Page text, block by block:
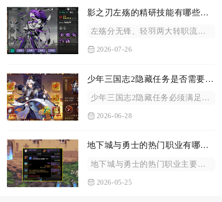
影之刃左殇的精研技能有哪些值得选择的
左殇分无锋、轻羽两大转职流派，两类流派值得优先精研的核心技能...
2026-07-26
少年三国志2隐藏任务是否需要特定条件
少年三国志2隐藏任务必须满足特定条件才能触发，无随机触发或无...
2026-06-28
地下城与勇士的热门职业有哪些类型
地下城与勇士的热门职业主要分为全能续航型、爆发输出型、辅助增...
2026-05-25